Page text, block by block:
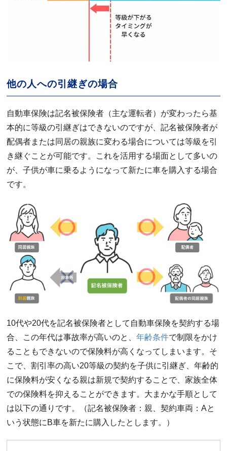
他の人への引継ぎの場合
自動車保険は記名被保険者（主な運転者）が変わったら基
本的に等級の引継ぎはできないのですが、記名被保険者が
配偶者または同居の親族に変わる場合については等級を引
き継ぐことが可能です。これを活用する場面として多いの
が、子供が車に乗るようになって新たに車を購入する場合
です。
10代や20代を記名被保険者として自動車保険を契約する場
合、この年代は事故率が高いのと、年齢条件で制限をかけ
ることもできないので保険料が高くなってしまいます。そ
こで、割引率の高い20等級の契約を子供に引継ぎ、年齢的
に保険料が安くなる親は新規で契約することで、家族全体
での保険料を抑えることができます。大まかな手順として
は以下の通りです。（記名被保険者：親、契約車両：Aと
いう状態にB車を新たに購入したとします。）